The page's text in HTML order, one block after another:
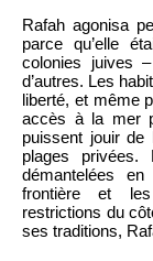
Rafah agonisa
parce qu’elle
colonies juives
d’autres. Les
liberté, et même
accès à la mer
puissent jouir
plages
démantelées
frontière et les
restrictions du
ses traditions,